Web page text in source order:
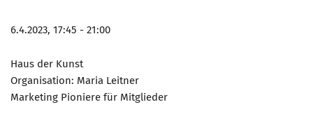
6.4.2023, 17:45 - 21:00
Haus der Kunst
Organisation: Maria Leitner
Marketing Pioniere für Mitglieder